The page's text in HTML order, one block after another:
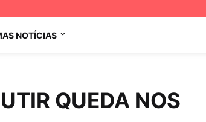
NOTÍCIAS
QUEDA NOS